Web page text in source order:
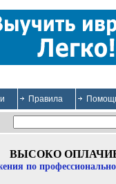
Правила
ВЫСОКО
по